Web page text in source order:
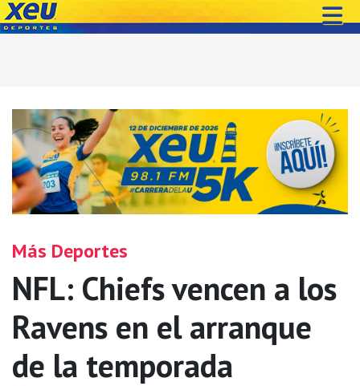
Más Deportes
NFL: Chiefs vencen a los
Ravens en el arranque
de la temporada